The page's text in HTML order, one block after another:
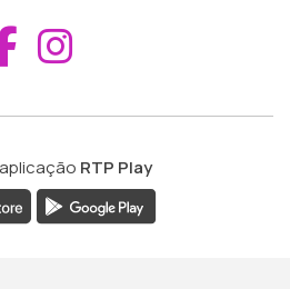
Aceder ao
RTP Play